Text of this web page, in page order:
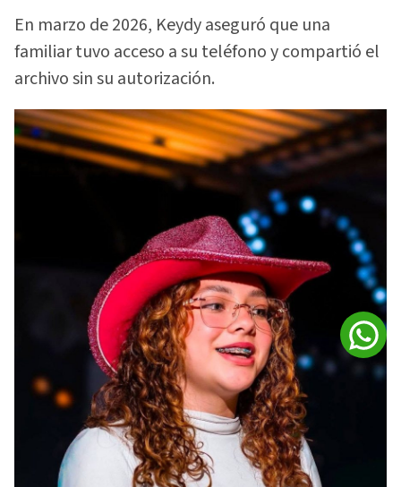
En marzo de 2026, Keydy aseguró que una
familiar tuvo acceso a su teléfono y compartió el
archivo sin su autorización.